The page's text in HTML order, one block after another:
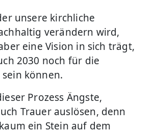
unsere kirchliche
verändern wird,
eine Vision in sich trägt,
2030 noch für die
können.
Prozess Ängste,
Trauer auslösen, denn
ein Stein auf dem